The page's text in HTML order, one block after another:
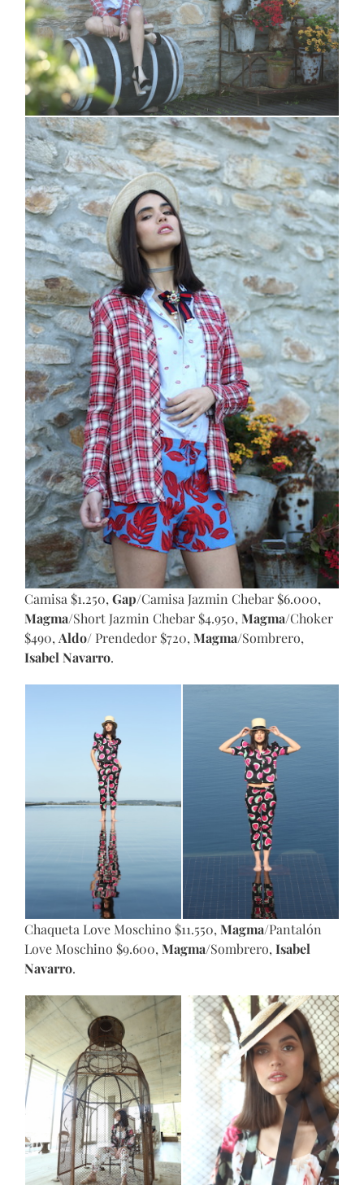
Camisa $1.250, Gap/Camisa Jazmin Chebar $6.000,
Magma/Short Jazmin Chebar $4.950, Magma/Choker
$490, Aldo/ Prendedor $720, Magma/Sombrero,
Isabel Navarro.
Chaqueta Love Moschino $11.550, Magma/Pantalón
Love Moschino $9.600, Magma/Sombrero, Isabel
Navarro.